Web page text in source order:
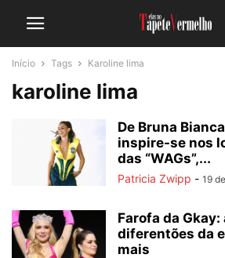
Início Tags Karoline lima
karoline lima
De Bruna
inspire-se nos
das “WAGs”,...
Patricia Zwipp - 19
Farofa da Gkay:
diferentões da
mais